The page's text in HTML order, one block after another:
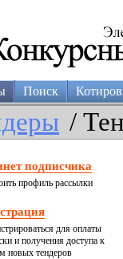
Поиск
/
подписчика
профиль рассылки
для оплаты
и получения доступа к
новых тендеров